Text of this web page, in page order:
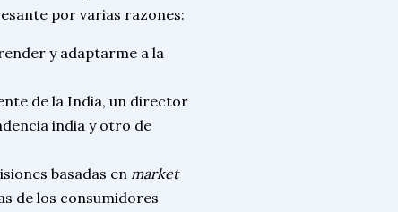
por varias razones:
y adaptarme a la
de la India, un director
india y otro de
basadas enmarket
de los consumidores